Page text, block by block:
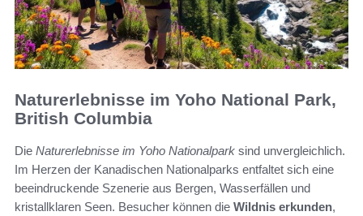
Naturerlebnisse im Yoho National Park,
British Columbia
Die Naturerlebnisse im Yoho Nationalpark sind unvergleichlich.
Im Herzen der Kanadischen Nationalparks entfaltet sich eine
beeindruckende Szenerie aus Bergen, Wasserfällen und
kristallklaren Seen. Besucher können die Wildnis erkunden,